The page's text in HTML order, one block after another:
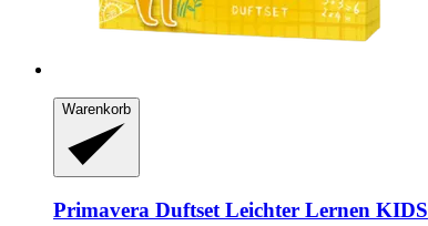
Warenkorb
Primavera Duftset Leichter Lernen KIDS